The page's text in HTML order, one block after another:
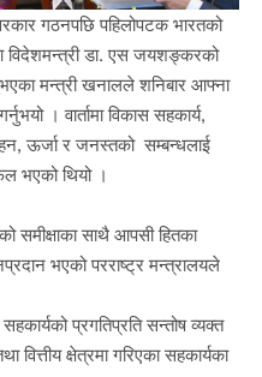
गठनपछि पहिलोपटक भारतको
विदेशमन्त्री डा. एस जयशङ्करको
मन्त्री खनालले शनिबार आफ्ना
। वार्तामा विकास सहकार्य,
ऊर्जा र जनस्तको सम्बन्धलाई
भएको थियो ।
समीक्षाका साथै आपसी हितका
भएको परराष्ट्र मन्त्रालयले
सहकार्यको प्रगतिप्रति सन्तोष व्यक्त
वित्तीय क्षेत्रमा गरिएका सहकार्यका